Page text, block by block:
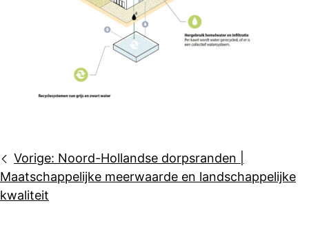
Bericht
navigatie
Vorige: Noord-Hollandse dorpsranden |
Maatschappelijke meerwaarde en landschappelijke
kwaliteit